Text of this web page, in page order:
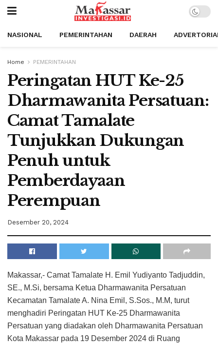
NASIONAL PEMERINTAHAN DAERAH
Home PEMERINTAHAN
Peringatan HUT Ke-25
Dharmawanita Persatuan:
Camat Tamalate
Tunjukkan Dukungan
Penuh untuk
Pemberdayaan
Perempuan
Desember 20, 2024
Makassar,- Camat Tamalate H. Emil Yudiyanto Tadjuddin,
SE., M.Si, bersama Ketua Dharmawanita Persatuan
Kecamatan Tamalate A. Nina Emil, S.Sos., M.M, turut
menghadiri Peringatan HUT Ke-25 Dharmawanita
Persatuan yang diadakan oleh Dharmawanita Persatuan
Kota Makassar pada 19 Desember 2024 di Ruang